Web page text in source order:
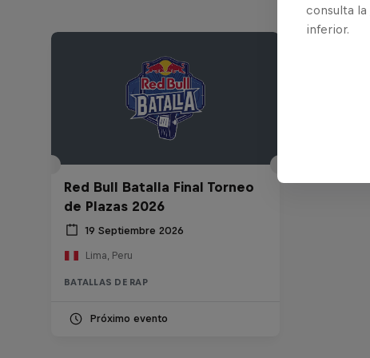
Red Bull Batalla Final Torneo
de Plazas 2026
19 Septiembre 2026
Lima, Peru
BATALLAS DE RAP
Próximo evento
consulta la
inferior.